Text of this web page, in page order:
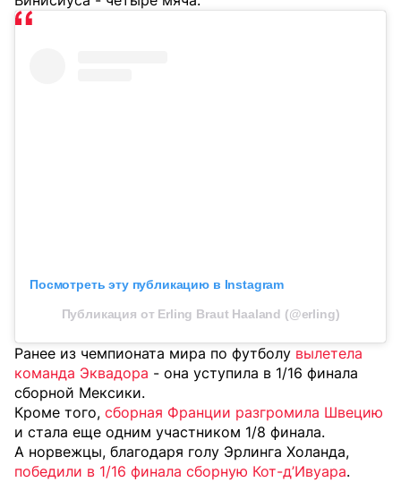
Посмотреть эту публикацию в Instagram
Публикация от Erling Braut Haaland (@erling)
Ранее из чемпионата мира по футболу вылетела
команда Эквадора - она уступила в 1/16 финала
сборной Мексики.
Кроме того, сборная Франции разгромила Швецию
и стала еще одним участником 1/8 финала.
А норвежцы, благодаря голу Эрлинга Холанда,
победили в 1/16 финала сборную Кот-д’Ивуара.